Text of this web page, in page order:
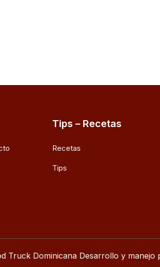
Tips – Recetas
Recetas
Tips
Truck Dominicana Desarrollo y manejo